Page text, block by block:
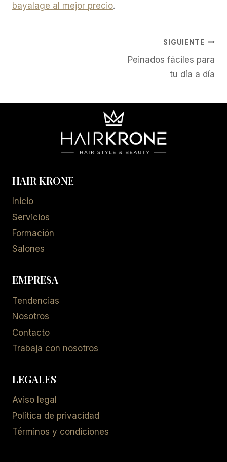
bayalage al mejor precio.
SIGUIENTE
Peinados fáciles para
tu día a día
HAIR KRONE
Inicio
Servicios
Formación
Salones
EMPRESA
Tendencias
Nosotros
Contacto
Trabaja con nosotros
LEGALES
Aviso legal
Política de privacidad
Términos y condiciones